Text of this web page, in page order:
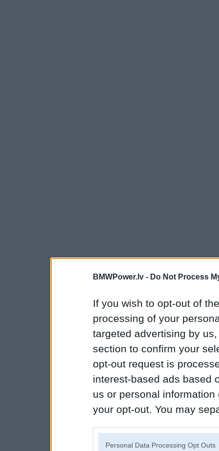
BMWPower.lv - Do Not Process
If you wish to opt-out of
processing of your
targeted advertising by
section to confirm your
opt-out request is
interest-based ads based
us or personal
your opt-out. You may
Personal Data Processing Opt Outs